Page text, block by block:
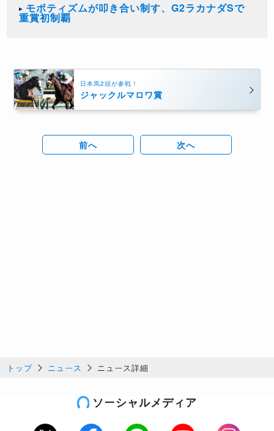
モポティズムが叩き合い制す、G2ラカナダSで
重賞初制覇
日本馬2頭が参戦！
ジャックルマロワ賞
前へ 次へ
トップ ニュース ニュース詳細
ソーシャルメディア